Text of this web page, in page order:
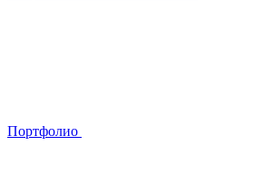
Портфолио